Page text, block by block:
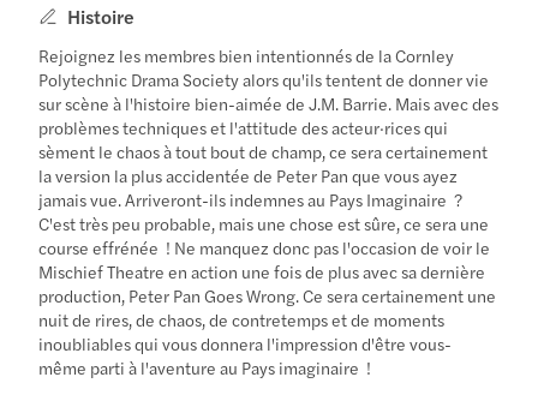
Histoire
Rejoignez les membres bien intentionnés de la Cornley
Polytechnic Drama Society alors qu'ils tentent de donner vie
sur scène à l'histoire bien-aimée de J.M. Barrie. Mais avec des
problèmes techniques et l'attitude des acteur·rices qui
sèment le chaos à tout bout de champ, ce sera certainement
la version la plus accidentée de Peter Pan que vous ayez
jamais vue. Arriveront-ils indemnes au Pays Imaginaire ?
C'est très peu probable, mais une chose est sûre, ce sera une
course effrénée ! Ne manquez donc pas l'occasion de voir le
Mischief Theatre en action une fois de plus avec sa dernière
production, Peter Pan Goes Wrong. Ce sera certainement une
nuit de rires, de chaos, de contretemps et de moments
inoubliables qui vous donnera l'impression d'être vous-
même parti à l'aventure au Pays imaginaire !